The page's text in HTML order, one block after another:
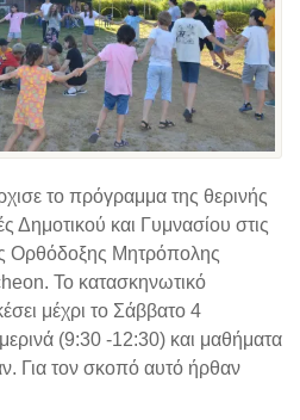
το πρόγραμμα της θερινής
Δημοτικού και Γυμνασίου στις
Ορθόδοξης Μητρόπολης
Το κατασκηνωτικό
μέχρι το Σάββατο 4
(9:30 -12:30) και μαθήματα
Για τον σκοπό αυτό ήρθαν